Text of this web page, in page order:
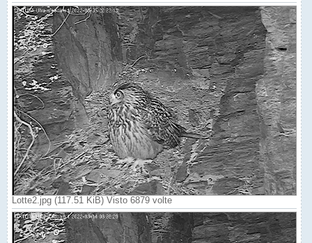
Lotte2.jpg (117.51 KiB) Visto 6879 volte